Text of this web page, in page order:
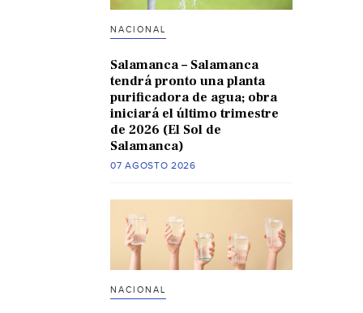
NACIONAL
Salamanca – Salamanca
tendrá pronto una planta
purificadora de agua; obra
iniciará el último trimestre
de 2026 (El Sol de
Salamanca)
07 AGOSTO 2026
NACIONAL